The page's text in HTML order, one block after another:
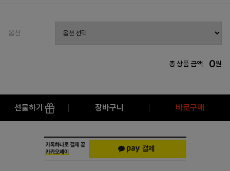
옵션
총 상품 금액 0원
선물하기 장바구니 바로구매